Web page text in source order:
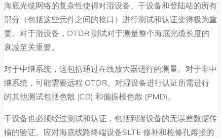
海底光缆网络的复杂性使得对湿设备、干设备和登陆站的所有
部分（包括这些元件之间的接口）进行测试和认证变得极为重
要。对于湿设备，OTDR 测试对于测量整个海底光缆长度的
衰减至关重要。
对于中继系统，这包括通过在线放大器进行的测量。对于非中
继系统，可能需要远程 OTDR。对湿设备进行认证所需进行
的其他测试包括色散 (CD) 和偏振模色散 (PMD)。
干设备也必须经过测试和认证，包括到湿设备的无误差数据传
输的验证。应对海底线路终端设备SLTE 修补和检修孔熔接的